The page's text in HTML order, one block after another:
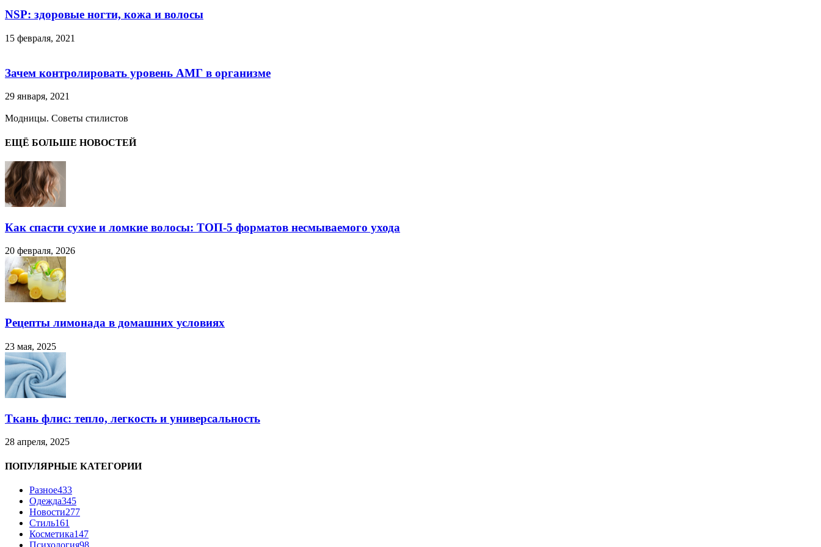
NSP: здоровые ногти, кожа и волосы
15 февраля, 2021
Зачем контролировать уровень АМГ в организме
29 января, 2021
Модницы. Советы стилистов
ЕЩЁ БОЛЬШЕ НОВОСТЕЙ
Как спасти сухие и ломкие волосы: ТОП-5 форматов несмываемого ухода
20 февраля, 2026
Рецепты лимонада в домашних условиях
23 мая, 2025
Ткань флис: тепло, легкость и универсальность
28 апреля, 2025
ПОПУЛЯРНЫЕ КАТЕГОРИИ
Разное433
Одежда345
Новости277
Стиль161
Косметика147
Психология98